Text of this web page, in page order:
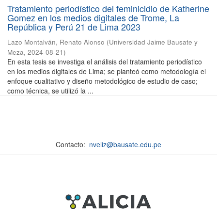
Tratamiento periodístico del feminicidio de Katherine
Gomez en los medios digitales de Trome, La
República y Perú 21 de Lima 2023
Lazo Montalván, Renato Alonso (Universidad Jaime Bausate y
Meza, 2024-08-21)
En esta tesis se investiga el análisis del tratamiento periodístico
en los medios digitales de Lima; se planteó como metodología el
enfoque cualitativo y diseño metodológico de estudio de caso;
como técnica, se utilizó la ...
Contacto: nveliz@bausate.edu.pe